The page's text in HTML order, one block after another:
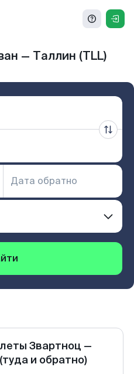
— Таллин (TLL)
Звартноц —
(туда и обратно)